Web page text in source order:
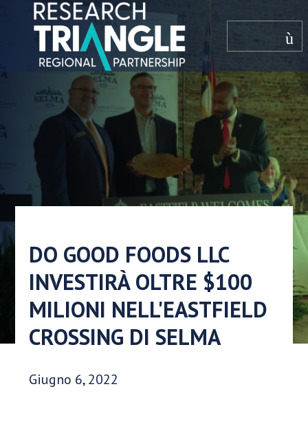
Salta al contenuto
menù
DO GOOD FOODS LLC
INVESTIRÀ OLTRE $100
MILIONI NELL'EASTFIELD
CROSSING DI SELMA
Data di pubblicazione:
Giugno 6, 2022